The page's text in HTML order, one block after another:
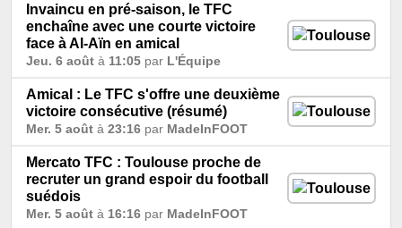
Invaincu en pré-saison, le TFC
enchaîne avec une courte victoire
face à Al-Aïn en amical
Jeu. 6 août à 11:05 par L'Équipe
Amical : Le TFC s'offre une deuxième
victoire consécutive (résumé)
Mer. 5 août à 23:16 par MadeInFOOT
Mercato TFC : Toulouse proche de
recruter un grand espoir du football
suédois
Mer. 5 août à 16:16 par MadeInFOOT